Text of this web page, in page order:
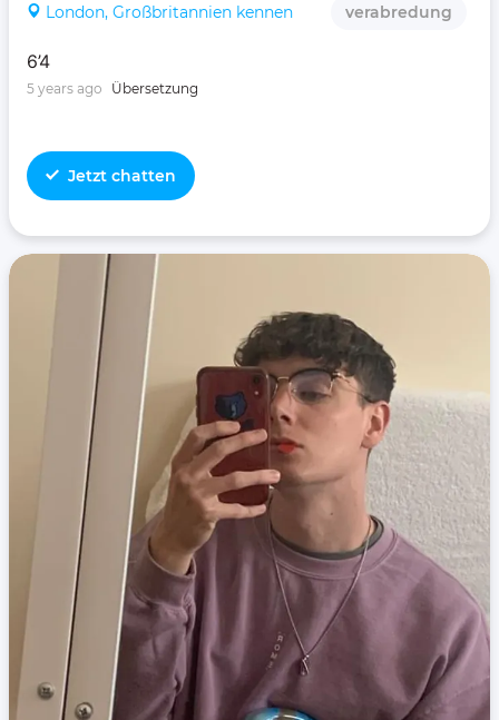
London, Großbritannien kennen verabredung
6’4
5 years ago Übersetzung
Jetzt chatten